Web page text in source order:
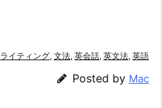
ライティング, 文法, 英会話, 英文法, 英語
Posted by Mac